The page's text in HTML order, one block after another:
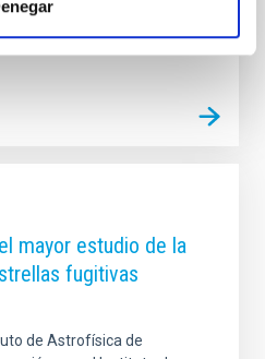
16/12/2025 - 16:44:46
mayor estudio de la
fugitivas
de Astrofísica de